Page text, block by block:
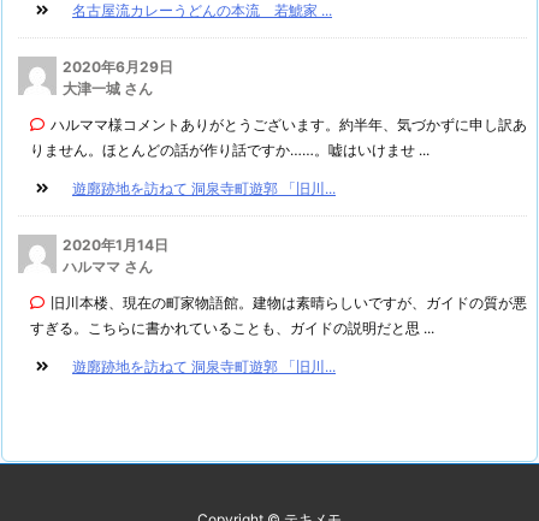
名古屋流カレーうどんの本流 若鯱家 ...
2020年6月29日
大津一城 さん
ハルママ様コメントありがとうございます。約半年、気づかずに申し訳あ
りません。ほとんどの話が作り話ですか……。嘘はいけませ ...
遊廓跡地を訪ねて 洞泉寺町遊郭 「旧川...
2020年1月14日
ハルママ さん
旧川本楼、現在の町家物語館。建物は素晴らしいですが、ガイドの質が悪
すぎる。こちらに書かれていることも、ガイドの説明だと思 ...
遊廓跡地を訪ねて 洞泉寺町遊郭 「旧川...